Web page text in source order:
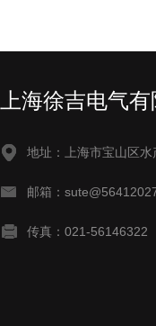
上海徐吉电气
地址：上海市宝山区
邮箱：
传真：021-56146322